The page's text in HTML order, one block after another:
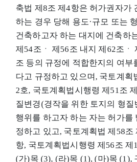
축법 제8조 제4항은 허가권자가
하는 경우 당해 용도·규모 또는
건축하고자 하는 대지에 건축하
제54조ㆍ 제56조 내지 제62조ㆍ
조 등의 규정에 적합한지의 여부
다고 규정하고 있으며, 국토계획
2호, 국토계획법시행령 제51조
질변경(경작을 위한 토지의 형질
행위를 하고자 하는 자는 허가를
정하고 있고, 국토계획법 제58조
항, 국토계획법시행령 제56조 제
(가)목 (3), (라)목 (1), (마)목 (1),